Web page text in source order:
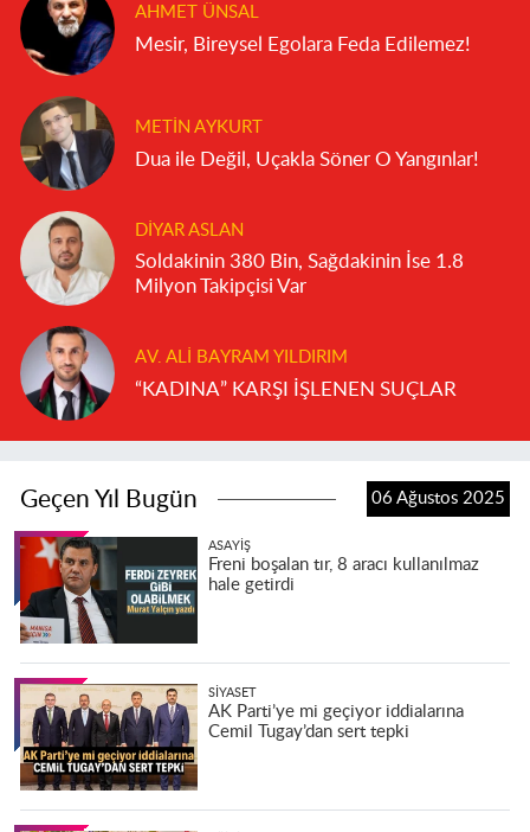
AHMET ÜNSAL
Mesir, Bireysel Egolara Feda Edilemez!
METIN AYKURT
Dua ile Değil, Uçakla Söner O Yangınlar!
DIYAR ASLAN
Soldakinin 380 Bin, Sağdakinin İse 1.8
Milyon Takipçisi Var
AV. ALI BAYRAM YILDIRIM
“KADINA” KARŞI İŞLENEN SUÇLAR
Geçen Yıl Bugün 06 Ağustos 2025
ASAYIŞ
Freni boşalan tır, 8 aracı kullanılmaz
hale getirdi
SIYASET
AK Parti’ye mi geçiyor iddialarına
Cemil Tugay’dan sert tepki